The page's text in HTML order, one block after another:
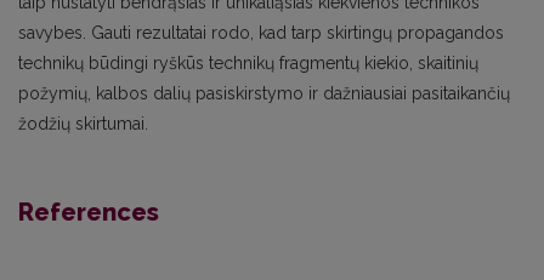
savybes. Gauti rezultatai rodo, kad tarp skirtingų propagandos
technikų būdingi ryškūs technikų fragmentų kiekio, skaitinių
požymių, kalbos dalių pasiskirstymo ir dažniausiai pasitaikančių
žodžių skirtumai.
References